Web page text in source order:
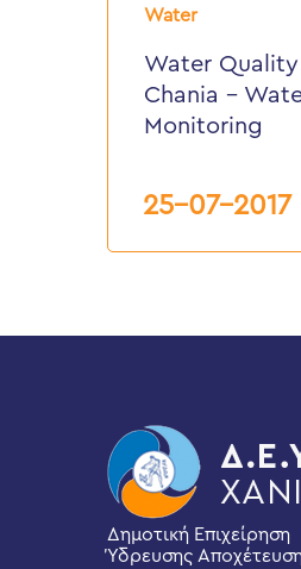
Water
Quality
Chania
Monitoring
Water
Chania –
Monitoring
25-07-2017
Δημοτική Επιχείρηση
Ύδρευσης